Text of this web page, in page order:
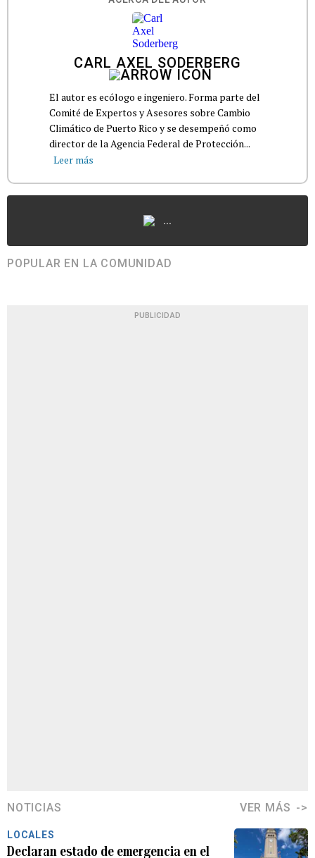
CARL AXEL SODERBERG
El autor es ecólogo e ingeniero. Forma parte del
Comité de Expertos y Asesores sobre Cambio
Climático de Puerto Rico y se desempeñó como
director de la Agencia Federal de Protección...
Leer más
...
POPULAR EN LA COMUNIDAD
PUBLICIDAD
NOTICIAS VER MÁS
LOCALES
Declaran estado de emergencia en el